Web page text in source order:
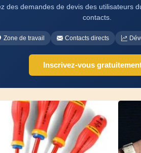
des demandes de devis des utilisateurs
contacts.
Zone de travail Contacts directs
Inscrivez-vous